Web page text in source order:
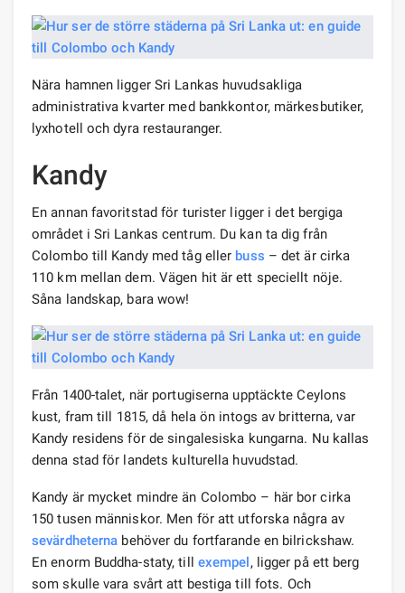
Nära hamnen ligger Sri Lankas huvudsakliga
administrativa kvarter med bankkontor, märkesbutiker,
lyxhotell och dyra restauranger.
Kandy
En annan favoritstad för turister ligger i det bergiga
området i Sri Lankas centrum. Du kan ta dig från
Colombo till Kandy med tåg eller buss – det är cirka
110 km mellan dem. Vägen hit är ett speciellt nöje.
Såna landskap, bara wow!
Från 1400-talet, när portugiserna upptäckte Ceylons
kust, fram till 1815, då hela ön intogs av britterna, var
Kandy residens för de singalesiska kungarna. Nu kallas
denna stad för landets kulturella huvudstad.
Kandy är mycket mindre än Colombo – här bor cirka
150 tusen människor. Men för att utforska några av
sevärdheterna behöver du fortfarande en bilrickshaw.
En enorm Buddha-staty, till exempel, ligger på ett berg
som skulle vara svårt att bestiga till fots. Och